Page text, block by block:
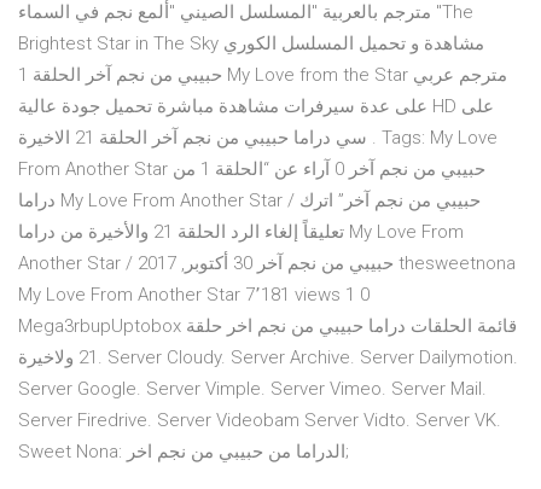
مترجم بالعربية "المسلسل الصيني "ألمع نجم في السماء "The
Brightest Star in The Sky مشاهدة و تحميل المسلسل الكوري
حبيبي من نجم آخر الحلقة 1 My Love from the Star مترجم عربي
على عدة سيرفرات مشاهدة مباشرة تحميل جودة عالية HD على
سي دراما حبيبي من نجم آخر الحلقة 21 الاخيرة . Tags: My Love
From Another Star حبيبي من نجم آخر 0 آراء عن “الحلقة 1 من
دراما My Love From Another Star / حبيبي من نجم آخر” اترك
تعليقاً إلغاء الرد الحلقة 21 والأخيرة من دراما My Love From
Another Star / حبيبي من نجم آخر 30 أكتوبر, 2017 thesweetnona
My Love From Another Star 7٬181 views 1 0
Mega3rbupUptobox قائمة الحلقات دراما حبيبي من نجم اخر حلقة
21 ولاخيرة. Server Cloudy. Server Archive. Server Dailymotion.
Server Google. Server Vimple. Server Vimeo. Server Mail.
Server Firedrive. Server Videobam Server Vidto. Server VK.
Sweet Nona: الدراما من حبيبي من نجم اخر;